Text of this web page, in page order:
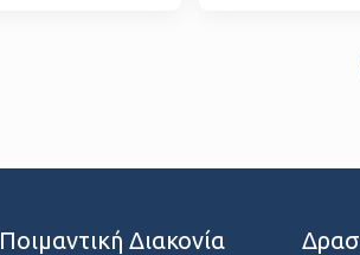
Ποιμαντική Διακονία